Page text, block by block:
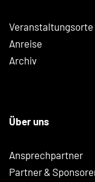
Veranstaltungsorte
Anreise
Archiv
Über uns
Ansprechpartner
Partner &